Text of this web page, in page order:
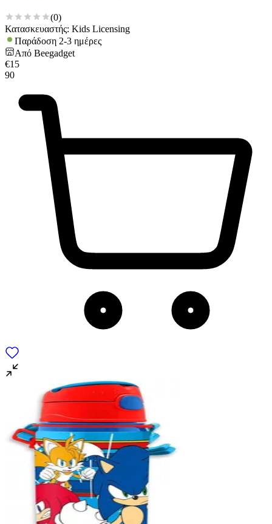
(0)
Κατασκευαστής: Kids Licensing
Παράδοση 2-3 ημέρες
Από Beegadget
€15
90